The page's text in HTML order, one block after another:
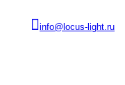
info@locus-light.ru